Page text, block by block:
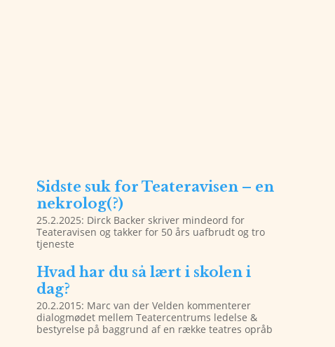
Sidste suk for Teateravisen – en
nekrolog(?)
25.2.2025: Dirck Backer skriver mindeord for
Teateravisen og takker for 50 års uafbrudt og tro
tjeneste
Hvad har du så lært i skolen i
dag?
20.2.2015: Marc van der Velden kommenterer
dialogmødet mellem Teatercentrums ledelse &
bestyrelse på baggrund af en række teatres opråb